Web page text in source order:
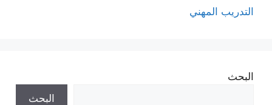
التدريب المهني
البحث
البحث